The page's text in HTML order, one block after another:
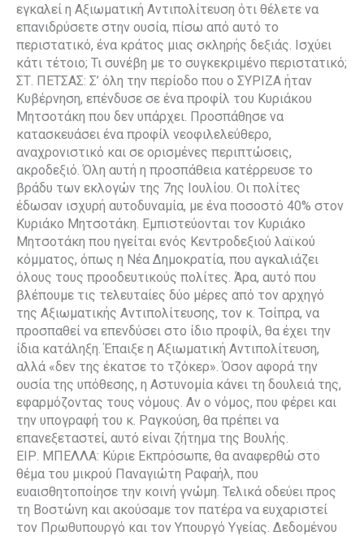
εγκαλεί η Αξιωματική Αντιπολίτευση ότι θέλετε να
επανιδρύσετε στην ουσία, πίσω από αυτό το
περιστατικό, ένα κράτος μιας σκληρής δεξιάς. Ισχύει
κάτι τέτοιο; Τι συνέβη με το συγκεκριμένο περιστατικό;
ΣΤ. ΠΕΤΣΑΣ: Σ’ όλη την περίοδο που ο ΣΥΡΙΖΑ ήταν
Κυβέρνηση, επένδυσε σε ένα προφίλ του Κυριάκου
Μητσοτάκη που δεν υπάρχει. Προσπάθησε να
κατασκευάσει ένα προφίλ νεοφιλελεύθερο,
αναχρονιστικό και σε ορισμένες περιπτώσεις,
ακροδεξιό. Όλη αυτή η προσπάθεια κατέρρευσε το
βράδυ των εκλογών της 7ης Ιουλίου. Οι πολίτες
έδωσαν ισχυρή αυτοδυναμία, με ένα ποσοστό 40% στον
Κυριάκο Μητσοτάκη. Εμπιστεύονται τον Κυριάκο
Μητσοτάκη που ηγείται ενός Κεντροδεξιού λαϊκού
κόμματος, όπως η Νέα Δημοκρατία, που αγκαλιάζει
όλους τους προοδευτικούς πολίτες. Άρα, αυτό που
βλέπουμε τις τελευταίες δύο μέρες από τον αρχηγό
της Αξιωματικής Αντιπολίτευσης, τον κ. Τσίπρα, να
προσπαθεί να επενδύσει στο ίδιο προφίλ, θα έχει την
ίδια κατάληξη. Έπαιξε η Αξιωματική Αντιπολίτευση,
αλλά «δεν της έκατσε το τζόκερ». Όσον αφορά την
ουσία της υπόθεσης, η Αστυνομία κάνει τη δουλειά της,
εφαρμόζοντας τους νόμους. Αν ο νόμος, που φέρει και
την υπογραφή του κ. Ραγκούση, θα πρέπει να
επανεξεταστεί, αυτό είναι ζήτημα της Βουλής.
ΕΙΡ. ΜΠΕΛΛΑ: Κύριε Εκπρόσωπε, θα αναφερθώ στο
θέμα του μικρού Παναγιώτη Ραφαήλ, που
ευαισθητοποίησε την κοινή γνώμη. Τελικά οδεύει προς
τη Βοστώνη και ακούσαμε τον πατέρα να ευχαριστεί
τον Πρωθυπουργό και τον Υπουργό Υγείας. Δεδομένου